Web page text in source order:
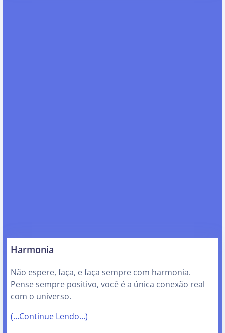
Harmonia
Não espere, faça, e faça sempre com harmonia.
Pense sempre positivo, você é a única conexão real
com o universo.
(…Continue Lendo…)